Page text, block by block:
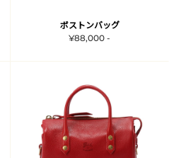
ボストンバッグ
¥88,000 -